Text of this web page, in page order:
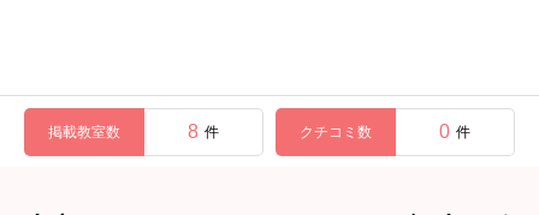
掲載教室数 8 件 クチコミ数 0 件